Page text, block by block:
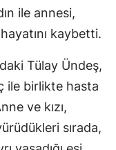
ile annesi,
hayatını kaybetti.
Tülay Ündeş,
ile birlikte hasta
ve kızı,
sırada,